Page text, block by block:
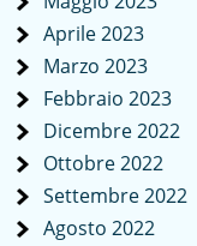
Aprile 2023
Marzo 2023
Febbraio 2023
Dicembre 2022
Ottobre 2022
Settembre 2022
Agosto 2022